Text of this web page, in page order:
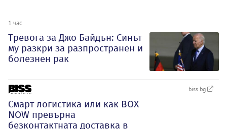
1 час
Тревога за Джо Байдън: Синът
му разкри за разпространен и
болезнен рак
biss.bg
Смарт логистика или как BOX
NOW превърна
безконтактната доставка в